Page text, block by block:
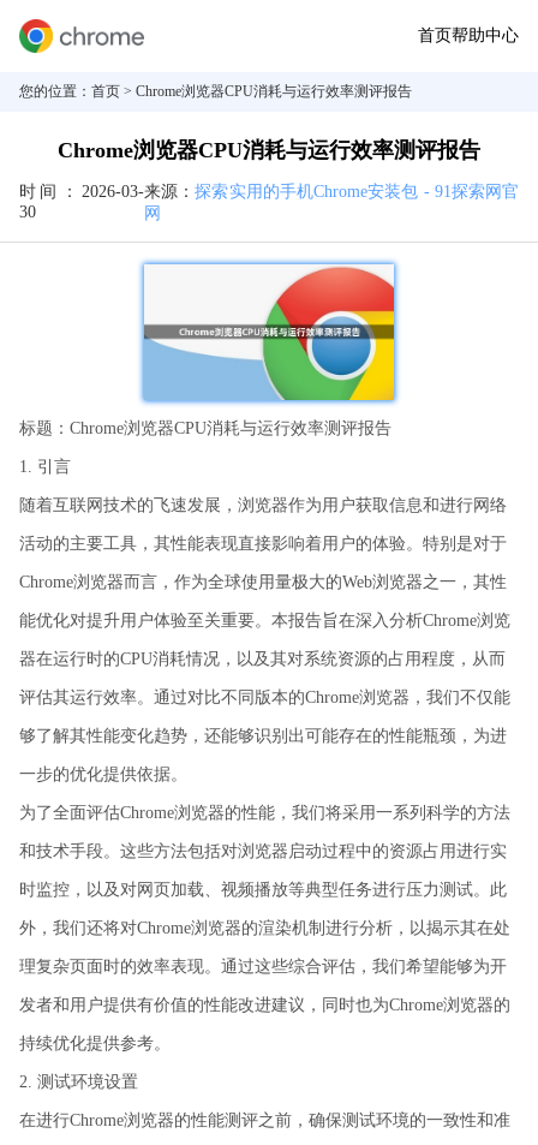
首页帮助中心
您的位置： 首页 > Chrome浏览器CPU消耗与运行效率测评报告
Chrome浏览器CPU消耗与运行效率测评报告
时间： 2026-03-
30
来源：探索实用的手机Chrome安装包 - 91探索网官
网
标题：Chrome浏览器CPU消耗与运行效率测评报告
1. 引言
随着互联网技术的飞速发展，浏览器作为用户获取信息和进行网络
活动的主要工具，其性能表现直接影响着用户的体验。特别是对于
Chrome浏览器而言，作为全球使用量极大的Web浏览器之一，其性
能优化对提升用户体验至关重要。本报告旨在深入分析Chrome浏览
器在运行时的CPU消耗情况，以及其对系统资源的占用程度，从而
评估其运行效率。通过对比不同版本的Chrome浏览器，我们不仅能
够了解其性能变化趋势，还能够识别出可能存在的性能瓶颈，为进
一步的优化提供依据。
为了全面评估Chrome浏览器的性能，我们将采用一系列科学的方法
和技术手段。这些方法包括对浏览器启动过程中的资源占用进行实
时监控，以及对网页加载、视频播放等典型任务进行压力测试。此
外，我们还将对Chrome浏览器的渲染机制进行分析，以揭示其在处
理复杂页面时的效率表现。通过这些综合评估，我们希望能够为开
发者和用户提供有价值的性能改进建议，同时也为Chrome浏览器的
持续优化提供参考。
2. 测试环境设置
在进行Chrome浏览器的性能测评之前，确保测试环境的一致性和准